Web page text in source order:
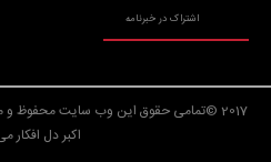
2017 ©تمامی حقوق این وب سایت محفوظ و
اکبر دل افکار